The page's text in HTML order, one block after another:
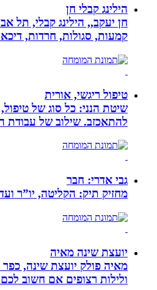
הילינג קבלי חן
חן יעקב,, הילינג קבלי, תל
קמעות, סגולות, חרדות,
טיפול ריגשי, אורית
שיטת הנני: כל סוג של
להתאכזב. שילוב של עבודת
גבי אדרי: חבר
מחזיק תיק: הקליטה, יו”ר
יועצת שינה מאיה
מאיה פולק יועצת שינה,
ולילות רצופים אם חשוב